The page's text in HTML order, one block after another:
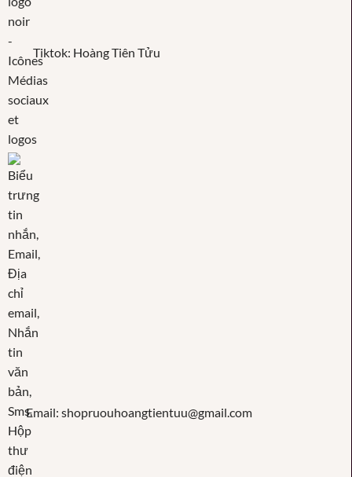
Tiktok: Hoàng Tiên Tửu
Email: shopruouhoangtientuu@gmail.com